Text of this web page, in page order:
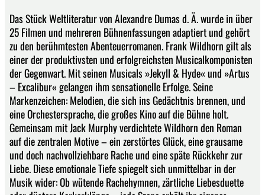
Das Stück Weltliteratur von Alexandre Dumas d. Ä. wurde in über
25 Filmen und mehreren Bühnenfassungen adaptiert und gehört
zu den berühmtesten Abenteuerromanen. Frank Wildhorn gilt als
einer der produktivsten und erfolgreichsten Musicalkomponisten
der Gegenwart. Mit seinen Musicals »Jekyll & Hyde« und »Artus
– Excalibur« gelangen ihm sensationelle Erfolge. Seine
Markenzeichen: Melodien, die sich ins Gedächtnis brennen, und
eine Orchestersprache, die großes Kino auf die Bühne holt.
Gemeinsam mit Jack Murphy verdichtete Wildhorn den Roman
auf die zentralen Motive – ein zerstörtes Glück, eine grausame
und doch nachvollziehbare Rache und eine späte Rückkehr zur
Liebe. Diese emotionale Tiefe spiegelt sich unmittelbar in der
Musik wider: Ob wütende Rachehymnen, zärtliche Liebesduette